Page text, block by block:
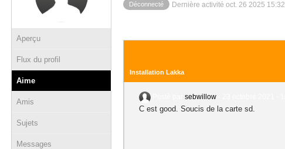
Aperçu
Flux du profil
Aime
Amis
Sujets
Messages
Déconnecté Dernière activité oct. 26 2025 15:32
Installation Lakka
sebwillow
C est good. Soucis de la carte sd.